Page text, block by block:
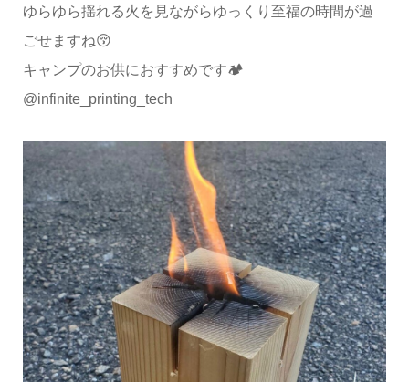
ゆらゆら揺れる火を見ながらゆっくり至福の時間が過
ごせますね😚
キャンプのお供におすすめです🏕
@infinite_printing_tech